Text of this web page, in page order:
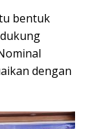
bentuk
dengan